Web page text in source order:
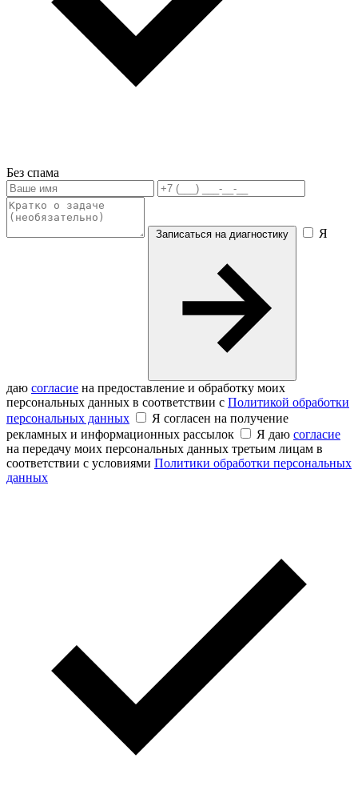
Без спама
Записаться на диагностику Я
даю согласие на предоставление и обработку моих
персональных данных в соответствии с Политикой обработки
персональных данных
Я согласен на получение
рекламных и информационных рассылок
Я даю согласие
на передачу моих персональных данных третьим лицам в
соответствии с условиями Политики обработки персональных
данных